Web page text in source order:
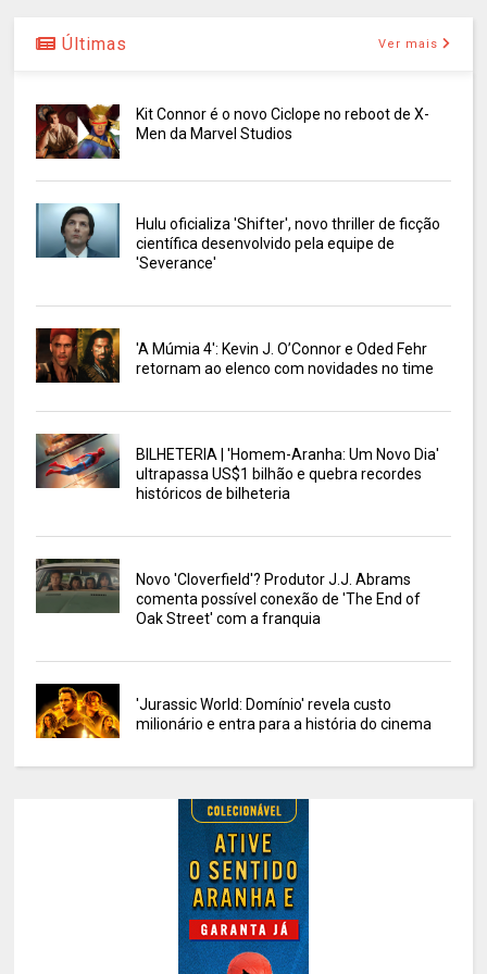
Últimas Ver mais
Kit Connor é o novo Ciclope no reboot de X-
Men da Marvel Studios
Hulu oficializa 'Shifter', novo thriller de ficção
científica desenvolvido pela equipe de
'Severance'
'A Múmia 4': Kevin J. O’Connor e Oded Fehr
retornam ao elenco com novidades no time
BILHETERIA | 'Homem-Aranha: Um Novo Dia'
ultrapassa US$1 bilhão e quebra recordes
históricos de bilheteria
Novo 'Cloverfield'? Produtor J.J. Abrams
comenta possível conexão de 'The End of
Oak Street' com a franquia
'Jurassic World: Domínio' revela custo
milionário e entra para a história do cinema